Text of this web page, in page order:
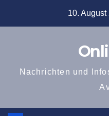
10. August
Nachrichten und